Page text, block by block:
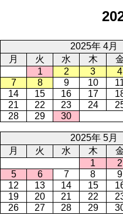
2025年 4月
月
火 水 木
1
2 3 4
7
8 9 10
14
15 16 17
21
22 23 24
28
29 30
2025年 5月
月
火 水 木
1
2
5
6 7 8 9
12
13 14 15
19
20 21 22
26
27 28 29